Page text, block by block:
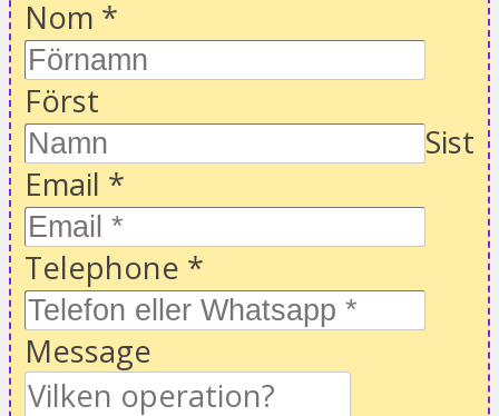
Nom *
Först
Sist
Email *
Telephone *
Message